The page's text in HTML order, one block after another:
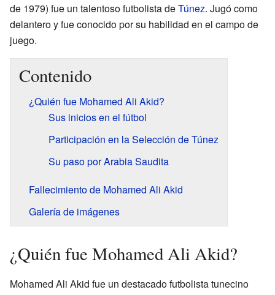
de 1979) fue un talentoso futbolista deTúnez. Jugó como
delantero y fue conocido por su habilidad en el campo de
juego.
Contenido
¿Quién fue Mohamed Ali Akid?
Sus inicios en el fútbol
Participación en la Selección de Túnez
Su paso por Arabia Saudita
Fallecimiento de Mohamed Ali Akid
Galería de imágenes
¿Quién fue Mohamed Ali Akid?
Mohamed Ali Akid fue un destacado futbolista tunecino